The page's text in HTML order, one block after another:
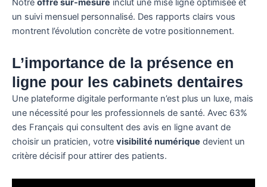
Notre offre sur-mesure inclut une mise ligne optimisée et
un suivi mensuel personnalisé. Des rapports clairs vous
montrent l’évolution concrète de votre positionnement.
L’importance de la présence en
ligne pour les cabinets dentaires
Une plateforme digitale performante n’est plus un luxe, mais
une nécessité pour les professionnels de santé. Avec 63%
des Français qui consultent des avis en ligne avant de
choisir un praticien, votre visibilité numérique devient un
critère décisif pour attirer des patients.